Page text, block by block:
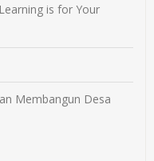
is for Your
Membangun Desa